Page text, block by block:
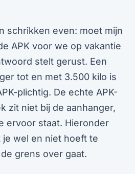
schrikken even: moet mijn
APK voor we op vakantie
stelt gerust. Een
tot en met 3.500 kilo is
plichtig. De echte APK-
zit niet bij de aanhanger,
ervoor staat. Hieronder
wel en niet hoeft te
grens over gaat.